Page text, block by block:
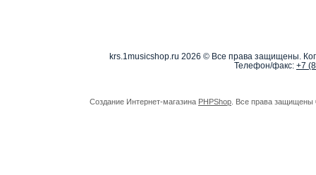
krs.1musicshop.ru 2026 © Все права защищены.
Телефон/факс: +7
Создание Интернет-магазина PHPShop . Все права защищены